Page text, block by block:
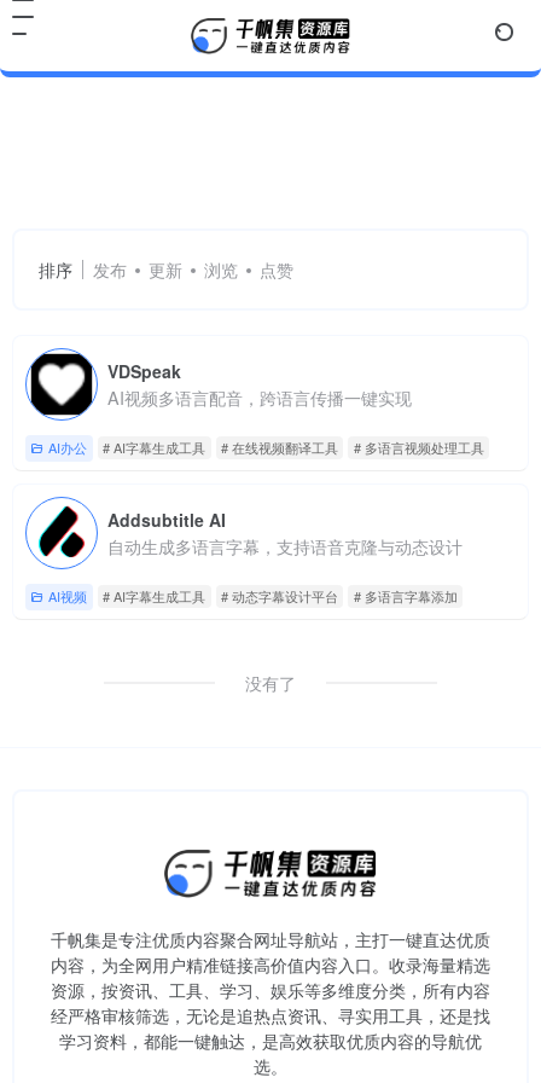
排序 发布 更新 浏览 点赞
VDSpeak
AI视频多语言配音，跨语言传播一键实现
AI办公 # AI字幕生成工具 # 在线视频翻译工具 # 多语言视频处理工具
Addsubtitle AI
自动生成多语言字幕，支持语音克隆与动态设计
AI视频 # AI字幕生成工具 # 动态字幕设计平台 # 多语言字幕添加
没有了
千帆集是专注优质内容聚合网址导航站，主打一键直达优质
内容，为全网用户精准链接高价值内容入口。​收录海量精选
资源，按资讯、工具、学习、娱乐等多维度分类，所有内容
经严格审核筛选，无论是追热点资讯、寻实用工具，还是找
学习资料，都能一键触达，是高效获取优质内容的导航优
选。